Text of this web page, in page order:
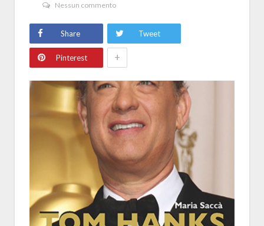
Nessun commento
Share Tweet
Pinterest +